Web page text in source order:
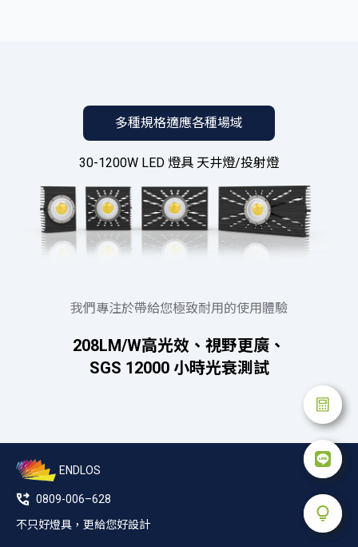
多種規格適應各種場域
30-1200W LED 燈具 天井燈/投射燈
我們專注於帶給您極致耐用的使用體驗
208LM/W高光效、視野更廣、
SGS 12000 小時光衰測試
ENDLOS
0809-006–628
不只好燈具，更給您好設計